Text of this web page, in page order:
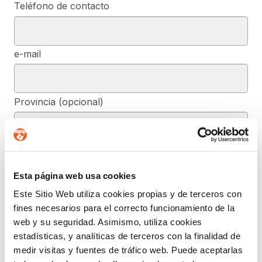
Esta página web usa cookies
Este Sitio Web utiliza cookies propias y de terceros con
fines necesarios para el correcto funcionamiento de la
web y su seguridad. Asimismo, utiliza cookies
estadísticas, y analíticas de terceros con la finalidad de
medir visitas y fuentes de tráfico web. Puede aceptarlas
Teléfono de contacto
e-mail
Provincia (opcional)
Mensaje (opcional)
De conformidad con el RGPD y la LOPDGDD, SEGURIDAD Y
PRIVACIDAD DE DATOS, S.L. tratará los datos facilitados, con la
finalidad de contestar a las dudas y/o quejas planteadas a través
del presente formulario y facilitar la información solicitada. Podrá
ejercer, si lo desea, los derechos de acceso, rectificación,
supresión, y demás reconocidos en la normativa mencionada. Para
obtener más información acerca de cómo estamos tratando sus